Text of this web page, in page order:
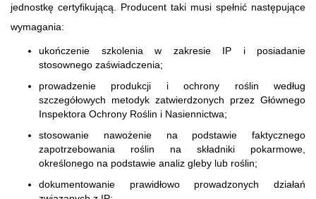
jednostkę certyfikującą. Producent taki musi spełnić następujące
wymagania:
ukończenie szkolenia w zakresie IP i posiadanie
stosownego zaświadczenia;
prowadzenie produkcji i ochrony roślin według
szczegółowych metodyk zatwierdzonych przez Głównego
Inspektora Ochrony Roślin i Nasiennictwa;
stosowanie nawożenie na podstawie faktycznego
zapotrzebowania roślin na składniki pokarmowe,
określonego na podstawie analiz gleby lub roślin;
dokumentowanie prawidłowo prowadzonych działań